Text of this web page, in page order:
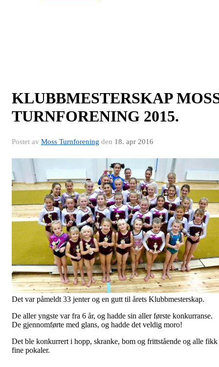
​KLUBBMESTERSKAP
TURNFORENING 2015.
Postet av Moss Turnforening den 18. apr 2016
Det var påmeldt 33 jenter og en gutt til årets Klubbmesterskap.
De aller yngste var fra 6 år, og hadde sin aller første konkurranse.
De gjennomførte med glans, og hadde det veldig moro!
Det ble konkurrert i hopp, skranke, bom og frittstående og alle fikk
fine pokaler.